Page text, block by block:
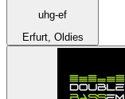
uhg-ef
Erfurt, Oldies